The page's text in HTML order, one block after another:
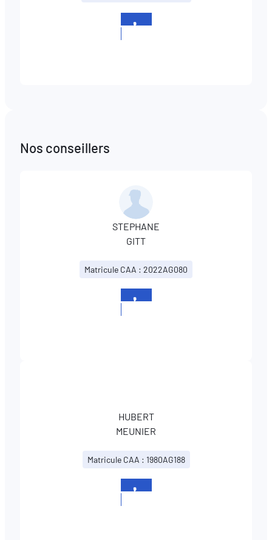
Nos conseillers
STEPHANE
GITT
Matricule CAA : 2022AG080
HUBERT
MEUNIER
Matricule CAA : 1980AG188